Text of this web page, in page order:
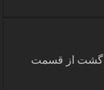
جهت اطلاع از آفرها و تخفیفات تورهای 20 گشت از قسمت